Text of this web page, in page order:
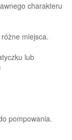
charakteru
miejsca.
lub
pompowania.